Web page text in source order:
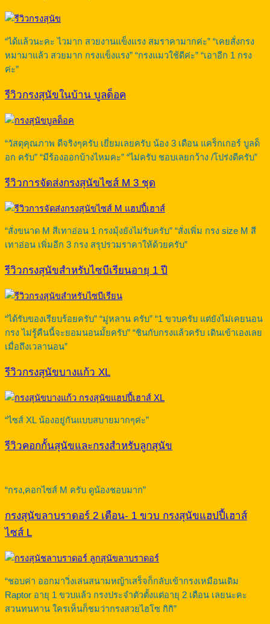
“ได้แล้วนะคะ ไวมาก สวยงานแข็งแรง สมราคามากค่ะ” “เคยสั่งกรง
หมามาแล้ว สวยมาก กรงแข็งแรง” “กรงแมวใช้ดีค่ะ” “เอาอีก 1 กรง
ค่ะ”
รีวิวกรงสุนัขในบ้าน บูลด็อค
“วัสดุคุณภาพ ดีจริงๆครับ เยี่ยมเลยครับ น้อง 3 เดือน แคร็กเกอร์ บูลด็
อก ครับ” “มีร้องออกบ้างไหมคะ” “ไม่ครับ ชอบเลยกว้าง /โปร่งดีครับ”
รีวิวการจัดส่งกรงสุนัขไซส์ M 3 ชุด
“สั่งขนาด M สีเทาอ่อน 1 กรงมุ้งยังไม่รับครับ” “สั่งเพิ่ม กรง size M สี
เทาอ่อน เพิ่มอีก 3 กรง สรุปรวมราคาให้ด้วยครับ”
รีวิวกรงสุนัขสำหรับไซบีเรียนอายุ 1 ปี
“ได้รับของเรียบร้อยครับ” “มู่หลาน ครับ” “1 ขวบครับ แต่ยังไม่เคยนอน
กรง ไม่รู้คืนนี้จะยอมนอนมั้ยครับ” “ชินกับกรงแล้วครับ เดินเข้าเองเลย
เมื่อถึงเวลานอน”
รีวิวกรงสุนัขบางแก้ว XL
“ไซส์ XL น้องอยู่กันแบบสบายมากๆค่ะ”
รีวิวคอกกั้นสุนัขและกรงสำหรับลูกสุนัข
“กรง,คอกไซส์ M ครับ ดูน้องชอบมาก”
กรงสุนัขลาบราดอร์ 2 เดือน- 1 ขวบ กรงสุนัขแฮปปี้เฮาส์
ไซส์ L
“ชอบค่า ออกมาวิ่งเล่นสนามหญ้าเสร็จก็กลับเข้ากรงเหมือนเดิม
Raptor อายุ 1 ขวบแล้ว กรงประจำตัวตั้งแต่อายุ 2 เดือน เลยนะคะ
สวนทนทาน ใครเห็นก็ชมว่ากรงสวยไฮโซ กิกิ”